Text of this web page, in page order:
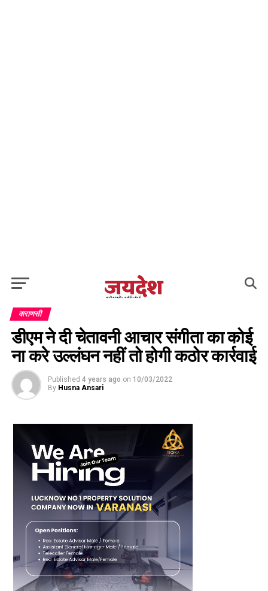
वाराणसी
डीएम ने दी चेतावनी आचार संगीता का कोई
ना करे उल्लंघन नहीं तो होगी कठोर कार्रवाई
Published 4 years ago on 10/03/2022
By Husna Ansari